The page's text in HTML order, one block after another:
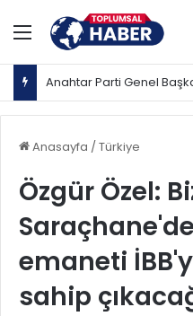
Menü
Anasayfa / Türkiye
Özgür Özel:
emaneti
sahip